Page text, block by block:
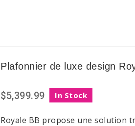
Plafonnier de luxe design
$5,399.99 In Stock
Royale BB propose une solution